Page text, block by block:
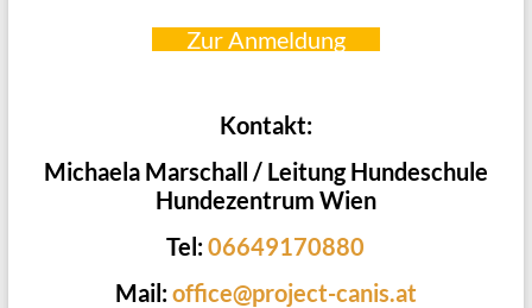
Zur Anmeldung
Kontakt:
Michaela Marschall / Leitung Hundeschule
Hundezentrum Wien
Tel:06649170880
Mail:office@project-canis.at